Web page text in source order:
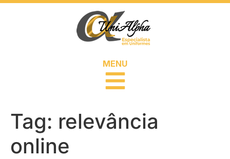
MENU
Tag: relevância
online